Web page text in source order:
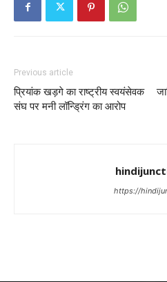
Previous article
प्रियांक खड़गे का राष्ट्रीय स्वयंसेवक
संघ पर मनी लॉन्ड्रिंग का आरोप
https://